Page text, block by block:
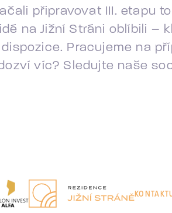
připravovat III. etapu
na Jižní Stráni oblíbili –
Pracujeme na
víc? Sledujte naše